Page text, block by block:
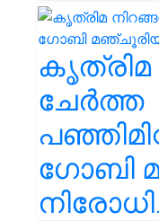
കൃത്രിമ
ചേർത്ത
ഗോബി